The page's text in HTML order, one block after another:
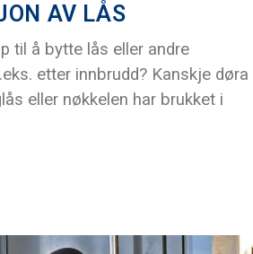
AV LÅS
til å bytte lås eller andre
etter innbrudd? Kanskje døra
eller nøkkelen har brukket i